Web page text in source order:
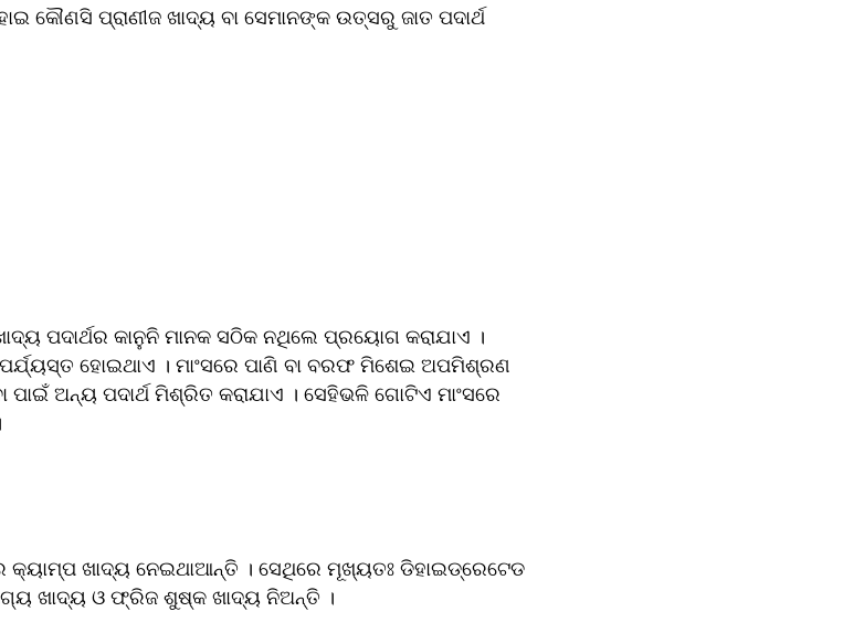
କୌଣସି ପ୍ରାଣୀଜ ଖାଦ୍ୟ ବା ସେମାନଙ୍କ ଉତ୍ସରୁ ଜାତ ପଦାର୍ଥ
ସଠିକ ନଥିଲେ ପ୍ରୟୋଗ କରାଯାଏ ।
ହୋଇଥାଏ । ମାଂସରେ ପାଣି ବା ବରଫ ମିଶେଇ ଅପମିଶ୍ରଣ
ପାଇଁ ଅନ୍ୟ ପଦାର୍ଥ ମିଶ୍ରିତ କରାଯାଏ । ସେହିଭଳି ଗୋଟିଏ ମାଂସରେ
ଖାଦ୍ୟ ନେଇଥାଆନ୍ତି । ସେଥିରେ ମୂଖ୍ୟତଃ ଡିହାଇଡ୍ରେଟେଡ
ଖାଦ୍ୟ ଓ ଫ୍ରିଜ ଶୁଷ୍କ ଖାଦ୍ୟ ନିଅନ୍ତି ।